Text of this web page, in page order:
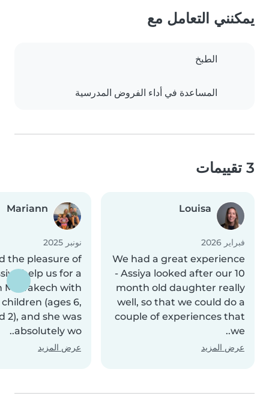
يمكنني التعامل مع
الطبخ
المساعدة في أداء الفروض المدرسية
3 تقييمات
Louisa
فبراير 2026
We had a great experience
- Assiya looked after our 10
month old daughter really
well, so that we could do a
couple of experiences that
we..
عرض المزيد
Mariann
نونبر 2025
the pleasure of
help us for a
Marrakech with
(ages 6,
2), and she was
absolutely wo..
عرض المزيد